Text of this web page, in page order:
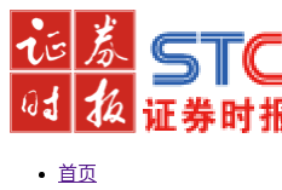
首页